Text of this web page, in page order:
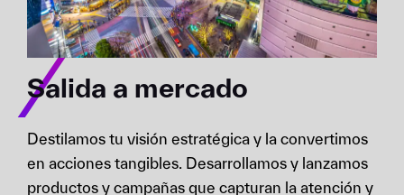
Salida a mercado
Destilamos tu visión estratégica y la convertimos
en acciones tangibles. Desarrollamos y lanzamos
productos y campañas que capturan la atención y